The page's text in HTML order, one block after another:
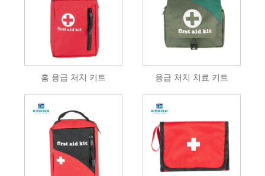
홈 응급 처치 키트 응급 처치 치료 키트